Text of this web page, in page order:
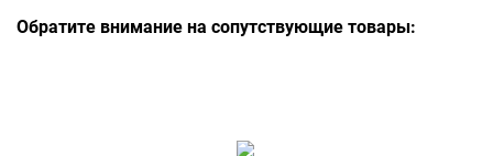
Обратите внимание на сопутствующие товары: